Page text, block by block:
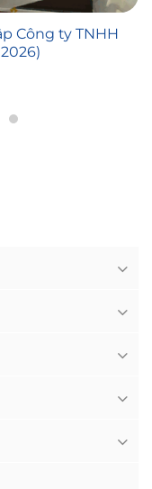
Công ty TNHH